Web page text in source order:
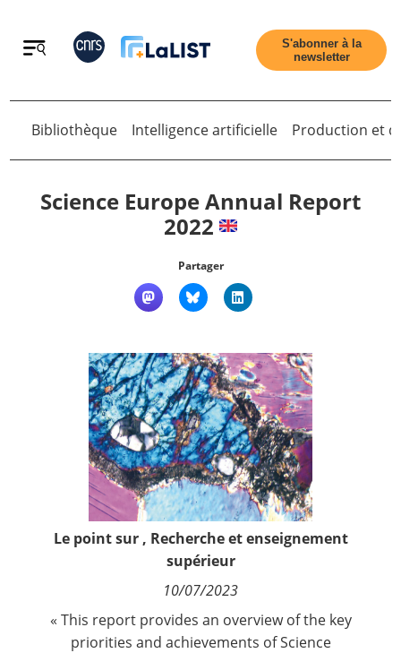
Retour
Qui sommes nous ?
Nous suivre
S'abonner à la
newsletter
Retour
Bibliothèque Intelligence artificielle Production et
Science Europe Annual Report
2022
Partager
Le point sur, Recherche et enseignement
supérieur
10/07/2023
« This report provides an overview of the key
priorities and achievements of Science